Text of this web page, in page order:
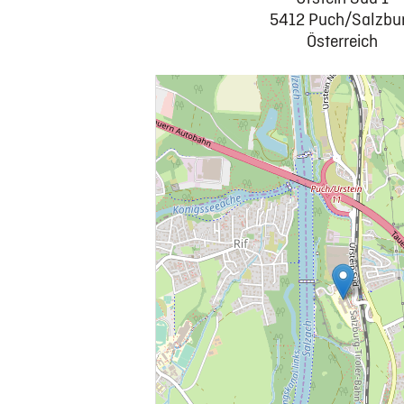
5412 Puch/
Österreich